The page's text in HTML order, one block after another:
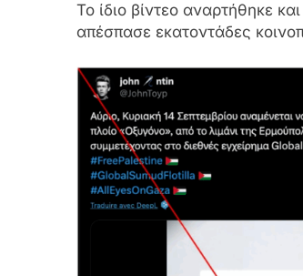
Το ίδιο βίντεο αναρτήθηκε
απέσπασε εκατοντάδες